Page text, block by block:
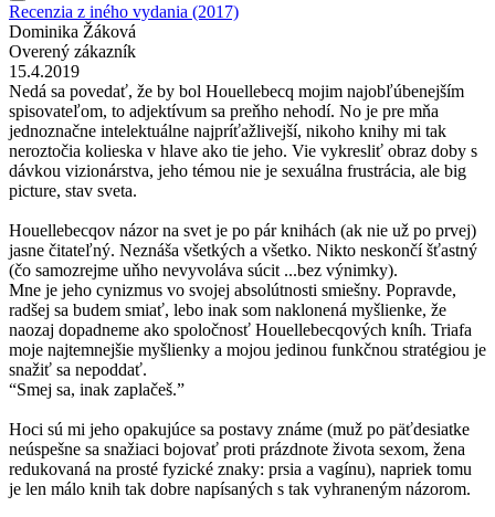
Recenzia z iného vydania (2017)
Dominika Žáková
Overený zákazník
15.4.2019
Nedá sa povedať, že by bol Houellebecq mojim najobľúbenejším
spisovateľom, to adjektívum sa preňho nehodí. No je pre mňa
jednoznačne intelektuálne najpríťažlivejší, nikoho knihy mi tak
neroztočia kolieska v hlave ako tie jeho. Vie vykresliť obraz doby s
dávkou vizionárstva, jeho témou nie je sexuálna frustrácia, ale big
picture, stav sveta.
Houellebecqov názor na svet je po pár knihách (ak nie už po prvej)
jasne čitateľný. Neznáša všetkých a všetko. Nikto neskončí šťastný
(čo samozrejme uňho nevyvoláva súcit ...bez výnimky).
Mne je jeho cynizmus vo svojej absolútnosti smiešny. Popravde,
radšej sa budem smiať, lebo inak som naklonená myšlienke, že
naozaj dopadneme ako spoločnosť Houellebecqových kníh. Triafa
moje najtemnejšie myšlienky a mojou jedinou funkčnou stratégiou je
snažiť sa nepoddať.
“Smej sa, inak zaplačeš.”
Hoci sú mi jeho opakujúce sa postavy známe (muž po päťdesiatke
neúspešne sa snažiaci bojovať proti prázdnote života sexom, žena
redukovaná na prosté fyzické znaky: prsia a vagínu), napriek tomu
je len málo knih tak dobre napísaných s tak vyhraneným názorom.